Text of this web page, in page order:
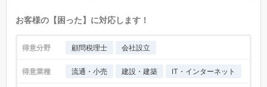
お客様の【困った】に対応します！
得意分野 顧問税理士 会社設立
得意業種 流通・小売 建設・建築 IT・インターネット